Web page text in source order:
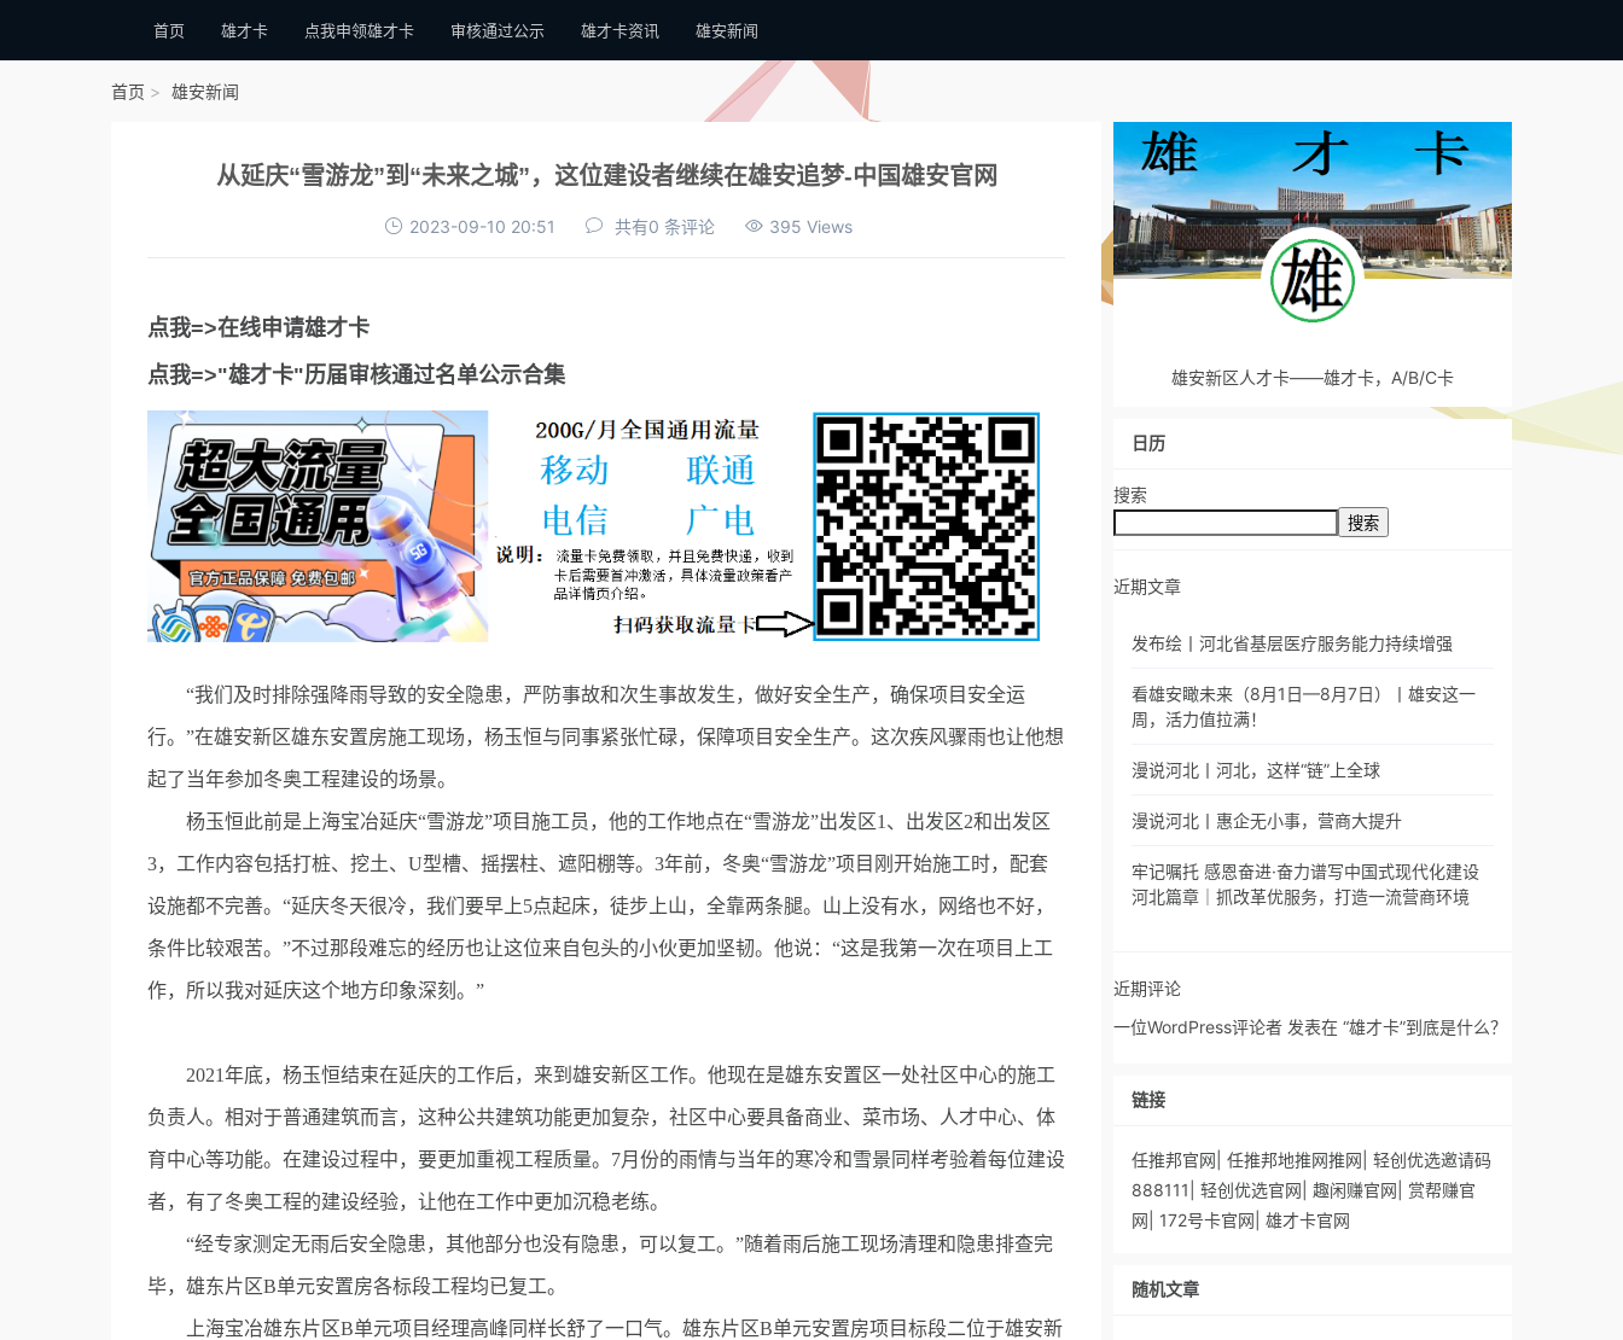
首页 雄才卡 点我申领雄才卡 审核通过公示 雄才卡资讯 雄安新闻
首页 雄安新闻
从延庆“雪游龙”到“未来之城”，这位建设者继续在雄安追梦-中国雄安官网
2023-09-10 20:51 共有0 条评论 395 Views
点我=>在线申请雄才卡
点我=>"雄才卡"历届审核通过名单公示合集
“我们及时排除强降雨导致的安全隐患，严防事故和次生事故发生，做好安全生产，确保项目安全运
行。”在雄安新区雄东安置房施工现场，杨玉恒与同事紧张忙碌，保障项目安全生产。这次疾风骤雨也让他想
起了当年参加冬奥工程建设的场景。
杨玉恒此前是上海宝冶延庆“雪游龙”项目施工员，他的工作地点在“雪游龙”出发区1、出发区2和出发区
3，工作内容包括打桩、挖土、U型槽、摇摆柱、遮阳棚等。3年前，冬奥“雪游龙”项目刚开始施工时，配套
设施都不完善。“延庆冬天很冷，我们要早上5点起床，徒步上山，全靠两条腿。山上没有水，网络也不好，
条件比较艰苦。”不过那段难忘的经历也让这位来自包头的小伙更加坚韧。他说：“这是我第一次在项目上工
作，所以我对延庆这个地方印象深刻。”
2021年底，杨玉恒结束在延庆的工作后，来到雄安新区工作。他现在是雄东安置区一处社区中心的施工
负责人。相对于普通建筑而言，这种公共建筑功能更加复杂，社区中心要具备商业、菜市场、人才中心、体
育中心等功能。在建设过程中，要更加重视工程质量。7月份的雨情与当年的寒冷和雪景同样考验着每位建设
者，有了冬奥工程的建设经验，让他在工作中更加沉稳老练。
“经专家测定无雨后安全隐患，其他部分也没有隐患，可以复工。”随着雨后施工现场清理和隐患排查完
毕，雄东片区B单元安置房各标段工程均已复工。
上海宝冶雄东片区B单元项目经理高峰同样长舒了一口气。雄东片区B单元安置房项目标段二位于雄安新
雄安新区人才卡——雄才卡，A/B/C卡
日历
搜索
搜索
近期文章
发布绘丨河北省基层医疗服务能力持续增强
看雄安瞰未来（8月1日—8月7日）丨雄安这一
周，活力值拉满！
漫说河北丨河北，这样“链”上全球
漫说河北丨惠企无小事，营商大提升
牢记嘱托 感恩奋进·奋力谱写中国式现代化建设
河北篇章｜抓改革优服务，打造一流营商环境
近期评论
一位WordPress评论者 发表在 “雄才卡”到底是什么？
链接
任推邦官网 任推邦地推网推网 轻创优选邀请码
888111
轻创优选官网 趣闲赚官网
赏帮赚官
网
172号卡官网 雄才卡官网
随机文章